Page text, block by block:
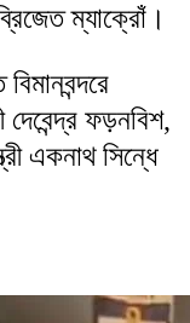
ম্যাক্রোঁ।
দেবেন্দ্র ফড়নবিশ,
একনাথ সিন্ধে